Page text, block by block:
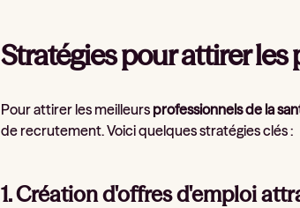
Stratégies pour attirer les
Pour attirer les meilleurs professionnels de la
de recrutement. Voici quelques stratégies clés :
1. Création d'offres d'emploi